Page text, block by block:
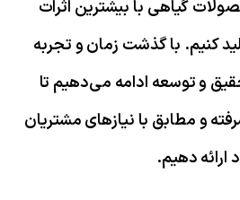
گیاهی با بیشترین اثرات
کنیم. با گذشت زمان و تجربه
و توسعه ادامه می‌دهیم تا
و مطابق با نیازهای مشتریان
ارائه دهیم.